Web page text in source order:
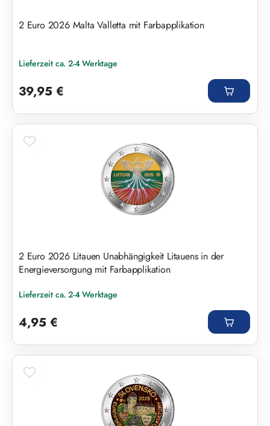
2 Euro 2026 Malta Valletta mit Farbapplikation
Lieferzeit ca. 2-4 Werktage
39,95 €
2 Euro 2026 Litauen Unabhängigkeit Litauens in der
Energieversorgung mit Farbapplikation
Lieferzeit ca. 2-4 Werktage
4,95 €